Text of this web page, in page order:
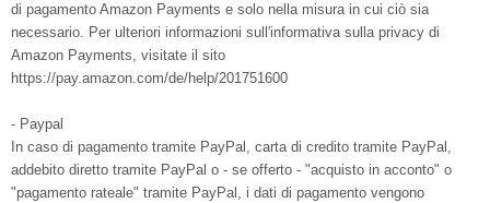
di pagamento Amazon Payments e solo nella misura in cui ciò sia
necessario. Per ulteriori informazioni sull'informativa sulla privacy di
Amazon Payments, visitate il sito
https://pay.amazon.com/de/help/201751600
- Paypal
In caso di pagamento tramite PayPal, carta di credito tramite PayPal,
addebito diretto tramite PayPal o - se offerto - "acquisto in acconto" o
"pagamento rateale" tramite PayPal, i dati di pagamento vengono